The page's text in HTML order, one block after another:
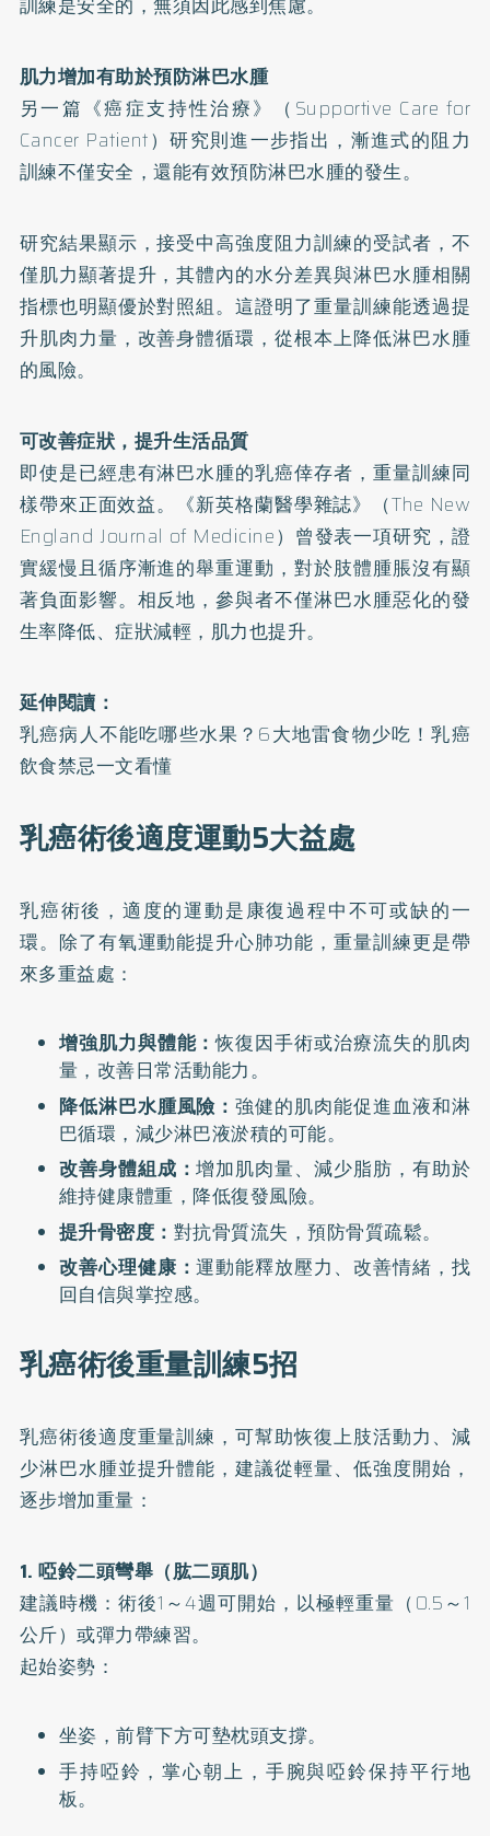
肌力增加有助於預防淋巴水腫
另一篇《癌症支持性治療》（Supportive Care for
Cancer Patient）研究則進一步指出，漸進式的阻力
訓練不僅安全，還能有效預防淋巴水腫的發生。
研究結果顯示，接受中高強度阻力訓練的受試者，不
僅肌力顯著提升，其體內的水分差異與淋巴水腫相關
指標也明顯優於對照組。這證明了重量訓練能透過提
升肌肉力量，改善身體循環，從根本上降低淋巴水腫
的風險。
可改善症狀，提升生活品質
即使是已經患有淋巴水腫的乳癌倖存者，重量訓練同
樣帶來正面效益。《新英格蘭醫學雜誌》（The New
England Journal of Medicine）曾發表一項研究 ，證
實緩慢且循序漸進的舉重運動，對於肢體腫脹沒有顯
著負面影響。相反地，參與者不僅淋巴水腫惡化的發
生率降低、症狀減輕，肌力也提升。
延伸閱讀：
乳癌病人不能吃哪些水果？6大地雷食物少吃！乳癌
飲食禁忌一文看懂
乳癌術後適度運動5大益處
乳癌術後，適度的運動是康復過程中不可或缺的一
環。除了有氧運動能提升心肺功能，重量訓練更是帶
來多重益處：
增強肌力與體能：恢復因手術或治療流失的肌肉
量，改善日常活動能力。
降低淋巴水腫風險：強健的肌肉能促進血液和淋
巴循環，減少淋巴液淤積的可能。
改善身體組成：增加肌肉量、減少脂肪，有助於
維持健康體重，降低復發風險。
提升骨密度： 對抗骨質流失，預防骨質疏鬆。
改善心理健康：運動能釋放壓力、改善情緒，找
回自信與掌控感。
乳癌術後重量訓練5招
乳癌術後適度重量訓練，可幫助恢復上肢活動力、減
少淋巴水腫並提升體能，建議從輕量、低強度開始，
逐步增加重量：
1. 啞鈴二頭彎舉（肱二頭肌）
建議時機：術後1～4週可開始，以極輕重量（0.5～1
公斤）或彈力帶練習。
起始姿勢：
坐姿，前臂下方可墊枕頭支撐。
手持啞鈴，掌心朝上，手腕與啞鈴保持平行地
板。